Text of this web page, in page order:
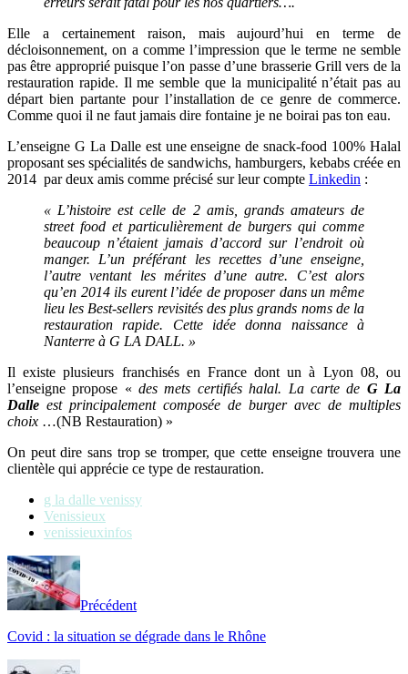
Elle a certainement raison, mais aujourd’hui en terme de
décloisonnement, on a comme l’impression que le terme ne semble
pas être approprié puisque l’on passe d’une brasserie Grill vers de la
restauration rapide. Il me semble que la municipalité n’était pas au
départ bien partante pour l’installation de ce genre de commerce.
Comme quoi il ne faut jamais dire fontaine je ne boirai pas ton eau.
L’enseigne G La Dalle est une enseigne de snack-food 100% Halal
proposant ses spécialités de sandwichs, hamburgers, kebabs créée en
2014 par deux amis comme précisé sur leur compte Linkedin :
« L’histoire est celle de 2 amis, grands amateurs de
street food et particulièrement de burgers qui comme
beaucoup n’étaient jamais d’accord sur l’endroit où
manger. L’un préférant les recettes d’une enseigne,
l’autre ventant les mérites d’une autre. C’est alors
qu’en 2014 ils eurent l’idée de proposer dans un même
lieu les Best-sellers revisités des plus grands noms de la
restauration rapide. Cette idée donna naissance à
Nanterre à G LA DALL. »
Il existe plusieurs franchisés en France dont un à Lyon 08, ou
l’enseigne propose «des mets certifiés halal. La carte de G La
Dalle est principalement composée de burger avec de multiples
choix …(NB Restauration) »
On peut dire sans trop se tromper, que cette enseigne trouvera une
clientèle qui apprécie ce type de restauration.
g la dalle venissy
Venissieux
venissieuxinfos
Précédent
Covid : la situation se dégrade dans le Rhône